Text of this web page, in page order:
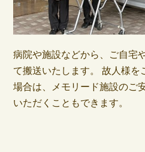
病院や施設などから、ご自宅
て搬送いたします。 故人様を
場合は、メモリード施設のご
いただくこともできます。